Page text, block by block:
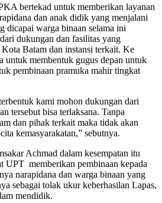
bertekad untuk memberikan layanan
dan anak didik yang menjalani
dicapai warga binaan selama ini
dukungan dan fasilitas yang
Batam dan instansi terkait. Ke
untuk membentuk gugus depan untuk
pembinaan pramuka mahir tingkat
kami mohon dukungan dari
tersebut bisa terlaksana. Tanpa
dan pihak terkait maka tidak akan
kemasyarakatan,” sebutnya.
Achmad dalam kesempatan itu
UPT memberikan pembinaan kepada
narapidana dan warga binaan yang
sebagai tolak ukur keberhasilan Lapas,
mendidik.